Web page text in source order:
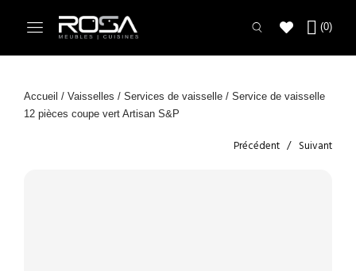
Accueil / Vaisselles / Services de vaisselle / Service de vaisselle
12 pièces coupe vert Artisan S&P
Précédent Suivant